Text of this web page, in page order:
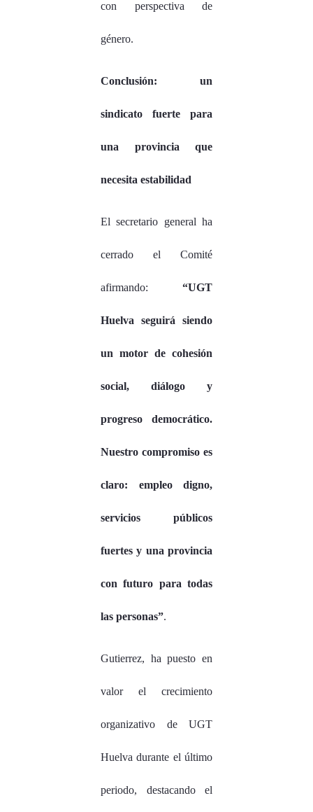
con perspectiva de
género.
Conclusión: un
sindicato fuerte para
una provincia que
necesita estabilidad
El secretario general ha
cerrado el Comité
afirmando: “UGT
Huelva seguirá siendo
un motor de cohesión
social, diálogo y
progreso democrático.
Nuestro compromiso es
claro: empleo digno,
servicios públicos
fuertes y una provincia
con futuro para todas
las personas”.
Gutierrez, ha puesto en
valor el crecimiento
organizativo de UGT
Huelva durante el último
periodo, destacando el